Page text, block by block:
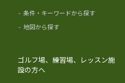
- 条件・キーワードから探す
- 地図から探す
ゴルフ場、練習場、レッスン施
設の方へ